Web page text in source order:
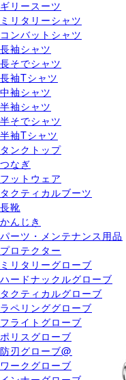
ギリースーツ
ミリタリーシャツ
コンバットシャツ
長袖シャツ
長そでシャツ
長袖Tシャツ
中袖シャツ
半袖シャツ
半そでシャツ
半袖Tシャツ
タンクトップ
つなぎ
フットウェア
タクティカルブーツ
長靴
かんじき
パーツ・メンテナンス用品
プロテクター
ミリタリーグローブ
ハードナックルグローブ
タクティカルグローブ
ラペリンググローブ
フライトグローブ
ポリスグローブ
防刃グローブ@
ワークグローブ